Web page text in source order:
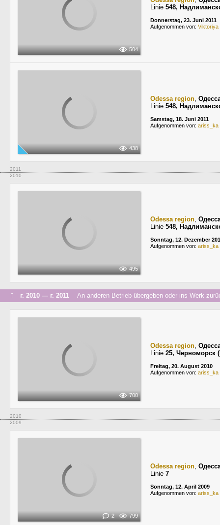
504
Linie 548,
Donnerstag, 23. Juni 2011
Aufgenommen von: Viktoriya
438
Odessa region,
Linie 548,
Samstag, 18. Juni 2011
Aufgenommen von: ariss_ka
2011
2010
495
Odessa region,
Linie 548,
Sonntag, 12. Dezember
Aufgenommen von: ariss_ka
↑ г. 2010 — г. 2011 An anderen Betrieb übergeben oder ins Werk
700
Odessa region,
Linie 25, Черноморск
Freitag, 20. August 2010
Aufgenommen von: ariss_ka
2010
2009
2 799
Odessa region,
Linie 7
Sonntag, 12. April 2009
Aufgenommen von: ariss_ka